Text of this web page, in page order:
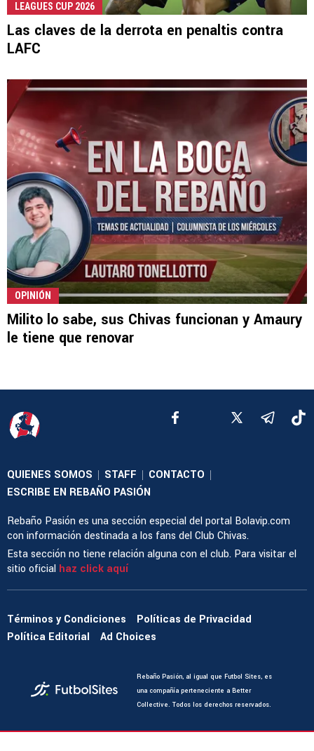
LEAGUES CUP 2026
Las claves de la derrota en penaltis contra
LAFC
OPINIÓN
Milito lo sabe, sus Chivas funcionan y Amaury
le tiene que renovar
QUIENES SOMOS STAFF CONTACTO
ESCRIBE EN REBAÑO PASIÓN
Rebaño Pasión es una sección especial del portal Bolavip.com
con información destinada a los fans del Club Chivas.
Esta sección no tiene relación alguna con el club. Para visitar el
sitio oficial haz click aquí
Términos y Condiciones
Políticas de Privacidad
Política Editorial
Ad Choices
Rebaño Pasión, al igual que Futbol Sites, es
una compañía perteneciente a Better
Collective. Todos los derechos reservados.